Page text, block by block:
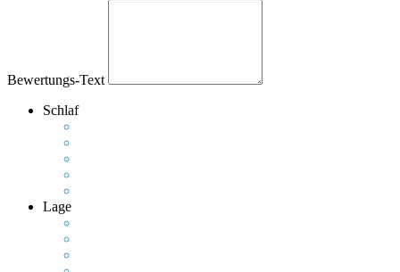
Bewertungs-Text
Schlaf
Lage